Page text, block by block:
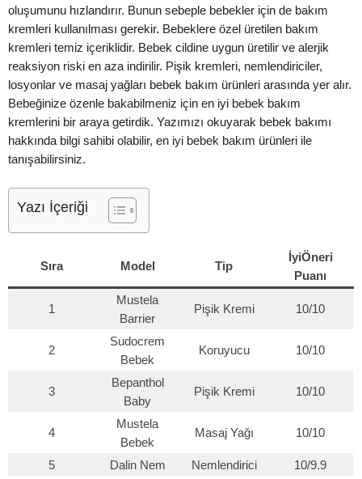
oluşumunu hızlandırır. Bunun sebeple bebekler için de bakım
kremleri kullanılması gerekir. Bebeklere özel üretilen bakım
kremleri temiz içeriklidir. Bebek cildine uygun üretilir ve alerjik
reaksiyon riski en aza indirilir. Pişik kremleri, nemlendiriciler,
losyonlar ve masaj yağları bebek bakım ürünleri arasında yer alır.
Bebeğinize özenle bakabilmeniz için en iyi bebek bakım
kremlerini bir araya getirdik. Yazımızı okuyarak bebek bakımı
hakkında bilgi sahibi olabilir, en iyi bebek bakım ürünleri ile
tanışabilirsiniz.
Yazı İçeriği
Sıra Model Tip
İyiÖneri
Puanı
1
Mustela
Barrier
Pişik Kremi 10/10
2
Sudocrem
Bebek
Koruyucu 10/10
3
Bepanthol
Baby
Pişik Kremi 10/10
4
Mustela
Bebek
Masaj Yağı 10/10
5 Dalin Nem Nemlendirici 10/9.9